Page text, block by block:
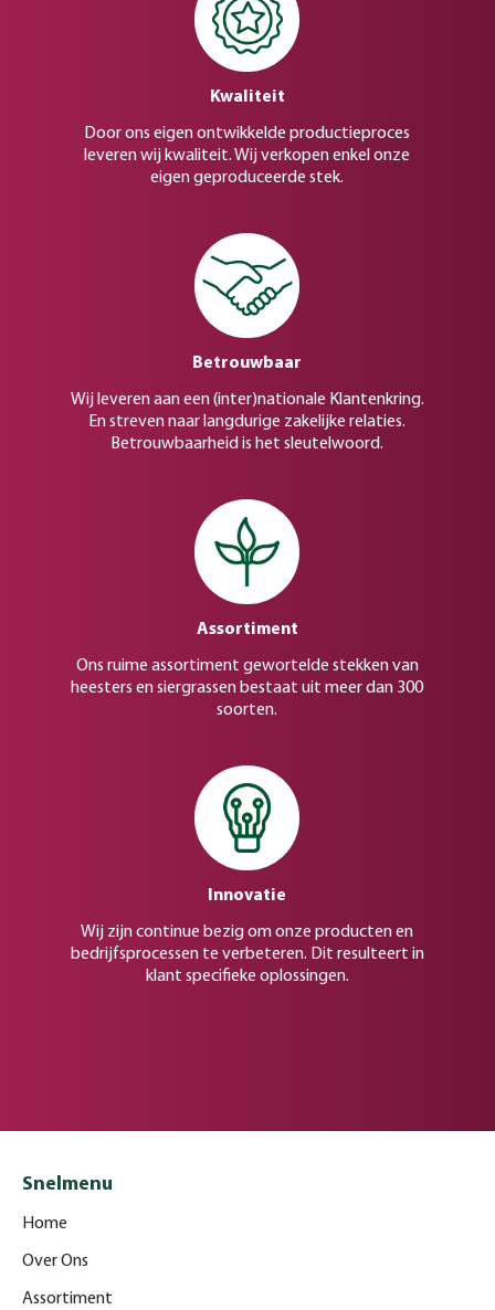
Kwaliteit
Door ons eigen ontwikkelde productieproces
leveren wij kwaliteit. Wij verkopen enkel onze
eigen geproduceerde stek.
Betrouwbaar
Wij leveren aan een (inter)nationale Klantenkring.
En streven naar langdurige zakelijke relaties.
Betrouwbaarheid is het sleutelwoord.
Assortiment
Ons ruime assortiment gewortelde stekken van
heesters en siergrassen bestaat uit meer dan 300
soorten.
Innovatie
Wij zijn continue bezig om onze producten en
bedrijfsprocessen te verbeteren. Dit resulteert in
klant specifieke oplossingen.
Snelmenu
Home
Over Ons
Assortiment